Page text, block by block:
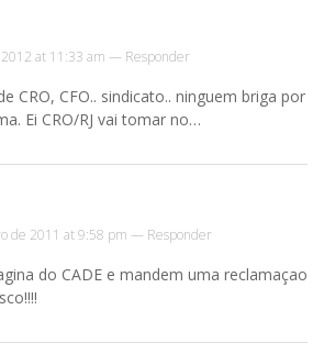
at 11:33 am — Responder
CRO, CFO.. sindicato.. ninguem briga por
Ei CRO/RJ vai tomar no…
de 2011 at 9:58 pm — Responder
do CADE e mandem uma reclamaçao